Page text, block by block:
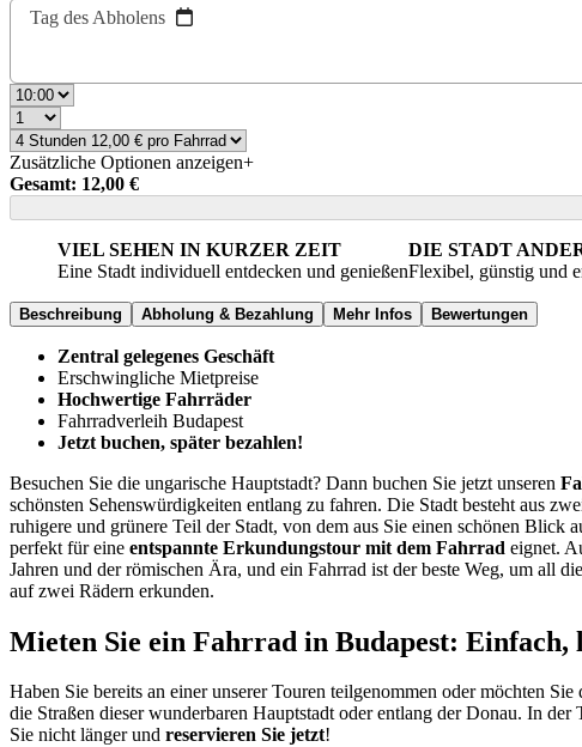
Tag des Abholens
Zusätzliche Optionen anzeigen+
Gesamt: 12,00 €
VIEL SEHEN IN KURZER ZEIT
Eine Stadt individuell entdecken und genießen
DIE STADT
Flexibel, günstig und
Beschreibung Abholung & Bezahlung Mehr Infos Bewertungen
Zentral gelegenes Geschäft
Erschwingliche Mietpreise
Hochwertige Fahrräder
Fahrradverleih Budapest
Jetzt buchen, später bezahlen!
Besuchen Sie die ungarische Hauptstadt? Dann buchen Sie jetzt unseren
schönsten Sehenswürdigkeiten entlang zu fahren. Die Stadt besteht aus
ruhigere und grünere Teil der Stadt, von dem aus Sie einen schönen Blick
perfekt für eine entspannte Erkundungstour mit dem Fahrrad eignet.
Jahren und der römischen Ära, und ein Fahrrad ist der beste Weg, um all
auf zwei Rädern erkunden.
Mieten Sie ein Fahrrad in Budapest: Einfach,
Haben Sie bereits an einer unserer Touren teilgenommen oder möchten
die Straßen dieser wunderbaren Hauptstadt oder entlang der Donau. In der
Sie nicht länger und reservieren Sie jetzt!